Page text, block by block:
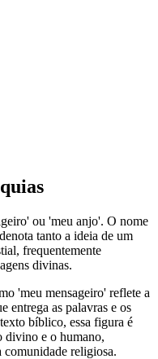
ou 'meu anjo'. O nome
tanto a ideia de um
frequentemente
divinas.
'meu mensageiro' reflete a
entrega as palavras e os
bíblico, essa figura é
divino e o humano,
religiosa.